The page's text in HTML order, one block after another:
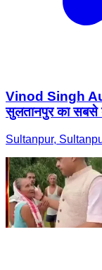
Vinod Singh
सुलतानपुर का सबसे
Sultanpur,